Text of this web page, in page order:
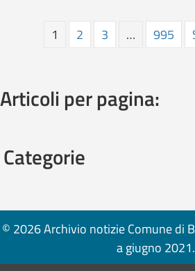
1 2 3 … 995
Articoli per pagina:
Categorie
© 2026 Archivio notizie Comune di
a giugno 2021.